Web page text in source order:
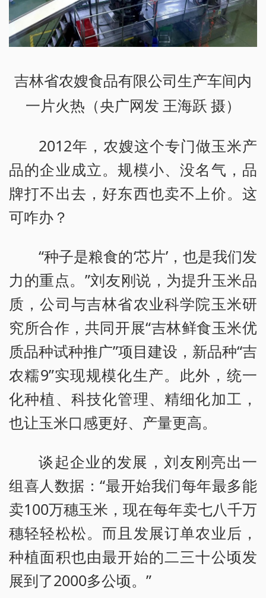
吉林省农嫂食品有限公司生产车间内
一片火热（央广网发 王海跃 摄）
2012年，农嫂这个专门做玉米产
品的企业成立。规模小、没名气，品
牌打不出去，好东西也卖不上价。这
可咋办？
“种子是粮食的‘芯片’，也是我们发
力的重点。”刘友刚说，为提升玉米品
质，公司与吉林省农业科学院玉米研
究所合作，共同开展“吉林鲜食玉米优
质品种试种推广”项目建设，新品种“吉
农糯9”实现规模化生产。此外，统一
化种植、科技化管理、精细化加工，
也让玉米口感更好、产量更高。
谈起企业的发展，刘友刚亮出一
组喜人数据：“最开始我们每年最多能
卖100万穗玉米，现在每年卖七八千万
穗轻轻松松。而且发展订单农业后，
种植面积也由最开始的二三十公顷发
展到了2000多公顷。”